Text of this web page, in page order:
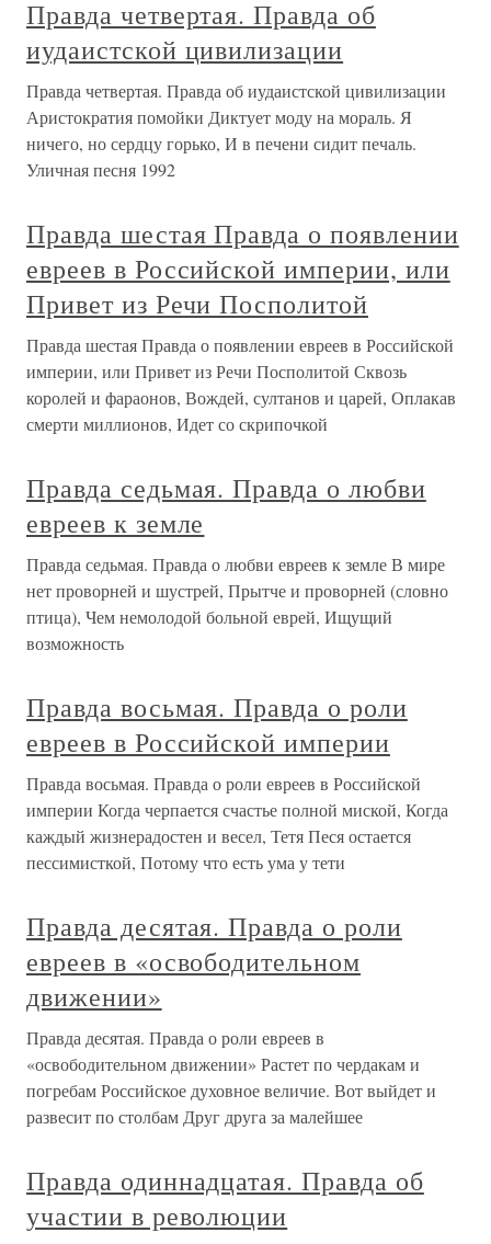
Правда четвертая. Правда об
иудаистской цивилизации
Правда четвертая. Правда об иудаистской цивилизации
Аристократия помойки Диктует моду на мораль. Я
ничего, но сердцу горько, И в печени сидит печаль.
Уличная песня 1992
Правда шестая Правда о появлении
евреев в Российской империи, или
Привет из Речи Посполитой
Правда шестая Правда о появлении евреев в Российской
империи, или Привет из Речи Посполитой Сквозь
королей и фараонов, Вождей, султанов и царей, Оплакав
смерти миллионов, Идет со скрипочкой
Правда седьмая. Правда о любви
евреев к земле
Правда седьмая. Правда о любви евреев к земле В мире
нет проворней и шустрей, Прытче и проворней (словно
птица), Чем немолодой больной еврей, Ищущий
возможность
Правда восьмая. Правда о роли
евреев в Российской империи
Правда восьмая. Правда о роли евреев в Российской
империи Когда черпается счастье полной миской, Когда
каждый жизнерадостен и весел, Тетя Песя остается
пессимисткой, Потому что есть ума у тети
Правда десятая. Правда о роли
евреев в «освободительном
движении»
Правда десятая. Правда о роли евреев в
«освободительном движении» Растет по чердакам и
погребам Российское духовное величие. Вот выйдет и
развесит по столбам Друг друга за малейшее
Правда одиннадцатая. Правда об
участии в революции